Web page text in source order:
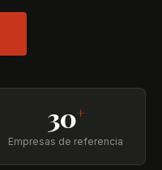
30+
Empresas de referencia